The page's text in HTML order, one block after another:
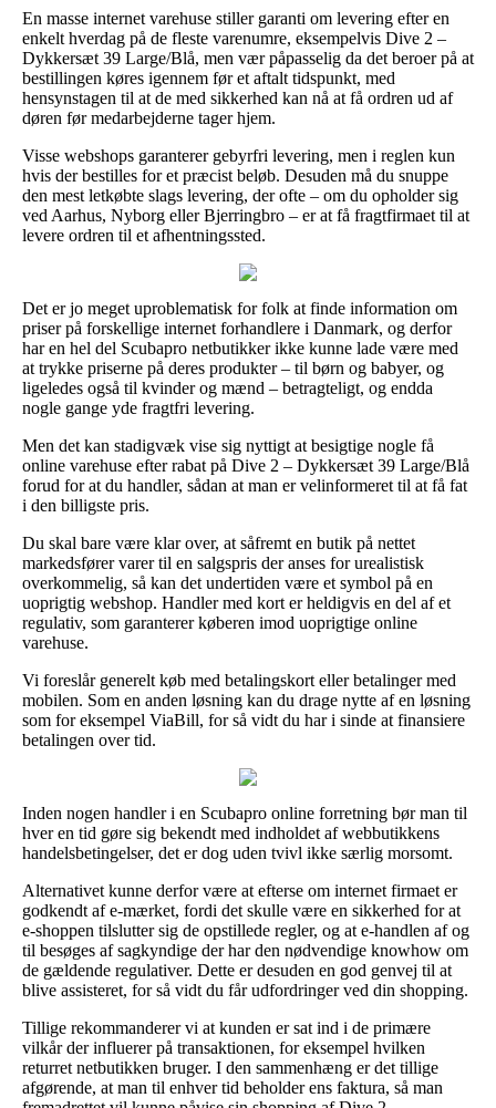
En masse internet varehuse stiller garanti om levering efter en
enkelt hverdag på de fleste varenumre, eksempelvis Dive 2 –
Dykkersæt 39 Large/Blå, men vær påpasselig da det beroer på at
bestillingen køres igennem før et aftalt tidspunkt, med
hensynstagen til at de med sikkerhed kan nå at få ordren ud af
døren før medarbejderne tager hjem.
Visse webshops garanterer gebyrfri levering, men i reglen kun
hvis der bestilles for et præcist beløb. Desuden må du snuppe
den mest letkøbte slags levering, der ofte – om du opholder sig
ved Aarhus, Nyborg eller Bjerringbro – er at få fragtfirmaet til at
levere ordren til et afhentningssted.
Det er jo meget uproblematisk for folk at finde information om
priser på forskellige internet forhandlere i Danmark, og derfor
har en hel del Scubapro netbutikker ikke kunne lade være med
at trykke priserne på deres produkter – til børn og babyer, og
ligeledes også til kvinder og mænd – betragteligt, og endda
nogle gange yde fragtfri levering.
Men det kan stadigvæk vise sig nyttigt at besigtige nogle få
online varehuse efter rabat på Dive 2 – Dykkersæt 39 Large/Blå
forud for at du handler, sådan at man er velinformeret til at få fat
i den billigste pris.
Du skal bare være klar over, at såfremt en butik på nettet
markedsfører varer til en salgspris der anses for urealistisk
overkommelig, så kan det undertiden være et symbol på en
uoprigtig webshop. Handler med kort er heldigvis en del af et
regulativ, som garanterer køberen imod uoprigtige online
varehuse.
Vi foreslår generelt køb med betalingskort eller betalinger med
mobilen. Som en anden løsning kan du drage nytte af en løsning
som for eksempel ViaBill, for så vidt du har i sinde at finansiere
betalingen over tid.
Inden nogen handler i en Scubapro online forretning bør man til
hver en tid gøre sig bekendt med indholdet af webbutikkens
handelsbetingelser, det er dog uden tvivl ikke særlig morsomt.
Alternativet kunne derfor være at efterse om internet firmaet er
godkendt af e-mærket, fordi det skulle være en sikkerhed for at
e-shoppen tilslutter sig de opstillede regler, og at e-handlen af og
til besøges af sagkyndige der har den nødvendige knowhow om
de gældende regulativer. Dette er desuden en god genvej til at
blive assisteret, for så vidt du får udfordringer ved din shopping.
Tillige rekommanderer vi at kunden er sat ind i de primære
vilkår der influerer på transaktionen, for eksempel hvilken
returret netbutikken bruger. I den sammenhæng er det tillige
afgørende, at man til enhver tid beholder ens faktura, så man